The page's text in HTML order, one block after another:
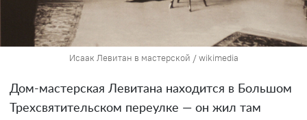
Исаак Левитан в мастерской / wikimedia
Дом-мастерская Левитана находится в Большом
Трехсвятительском переулке — он жил там